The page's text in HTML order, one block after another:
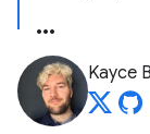
Kayce